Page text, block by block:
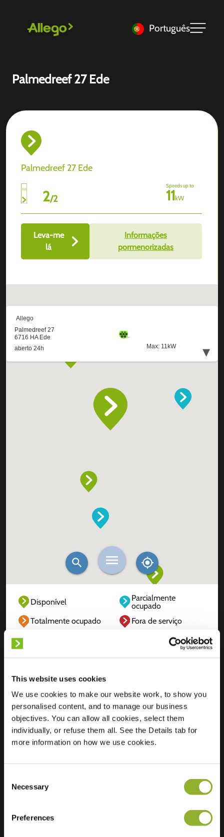
This website uses cookies
We use cookies to make our website work, to show you
personalised content, and to manage our business
objectives. You can allow all cookies, select them
individually, or refuse them all. See the Details tab for
more information on how we use cookies.
Selection
Necessary
Preferences
Português
Palmedreef 27 Ede
Palmedreef 27 Ede
2/2
Speeds up to
11kW
Leva-me
lá
Informações
pormenorizadas
Disponível
Parcialmente
ocupado
Totalmente ocupado
Fora de serviço
Localização
Palmedreef 27
6716 HA Ede
Países Baixos